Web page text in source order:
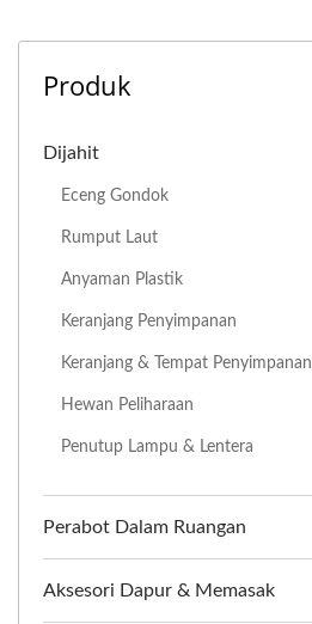
Produk
Dijahit
Eceng Gondok
Rumput Laut
Anyaman Plastik
Keranjang Penyimpanan
Keranjang & Tempat Penyimpanan
Hewan Peliharaan
Penutup Lampu & Lentera
Perabot Dalam Ruangan
Aksesori Dapur & Memasak